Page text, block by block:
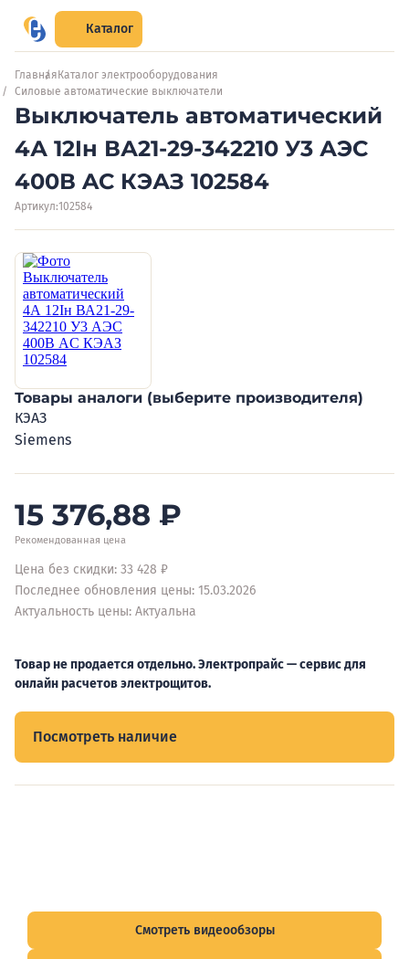
Каталог
Главная Каталог электрооборудования
Силовые автоматические выключатели
Выключатель автоматический
4А 12Iн ВА21-29-342210 У3 АЭС
400В AC КЭАЗ 102584
Артикул:102584
Товары аналоги (выберите производителя)
КЭАЗ
Siemens
15 376,88 ₽
Рекомендованная цена
Цена без скидки: 33 428 ₽
Последнее обновления цены: 15.03.2026
Актуальность цены: Актуальна
Товар не продается отдельно. Электропрайс — сервис для
онлайн расчетов электрощитов.
Посмотреть наличие
Смотреть видеообзоры